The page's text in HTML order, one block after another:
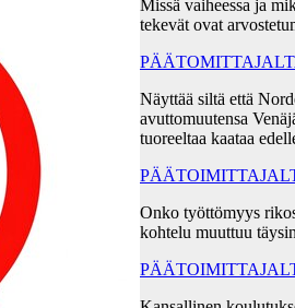
Missä vaiheessa ja
tekevät ovat
Näyttää siltä että
avuttomuutensa
tuoreeltaa kaataa
Onko työttömyys
kohtelu muuttuu